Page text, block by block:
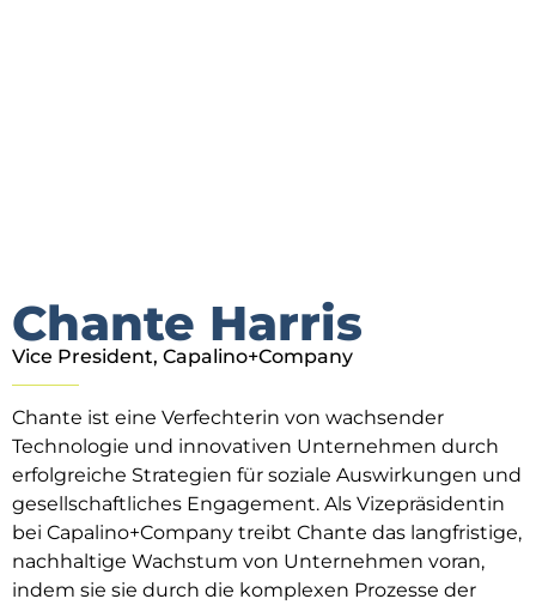
Chante Harris
Vice President, Capalino+Company
Chante ist eine Verfechterin von wachsender
Technologie und innovativen Unternehmen durch
erfolgreiche Strategien für soziale Auswirkungen und
gesellschaftliches Engagement. Als Vizepräsidentin
bei Capalino+Company treibt Chante das langfristige,
nachhaltige Wachstum von Unternehmen voran,
indem sie sie durch die komplexen Prozesse der